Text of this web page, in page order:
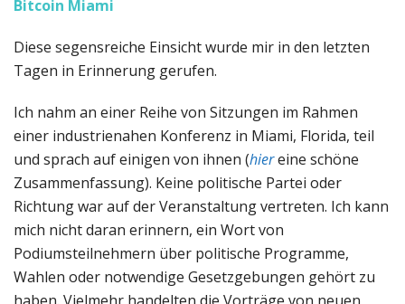
Bitcoin Miami
Diese segensreiche Einsicht wurde mir in den letzten
Tagen in Erinnerung gerufen.
Ich nahm an einer Reihe von Sitzungen im Rahmen
einer industrienahen Konferenz in Miami, Florida, teil
und sprach auf einigen von ihnen (hiereine schöne
Zusammenfassung). Keine politische Partei oder
Richtung war auf der Veranstaltung vertreten. Ich kann
mich nicht daran erinnern, ein Wort von
Podiumsteilnehmern über politische Programme,
Wahlen oder notwendige Gesetzgebungen gehört zu